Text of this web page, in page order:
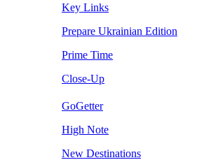
Key Links
Prepare Ukrainian Edition
Prime Time
Close-Up
GoGetter
High Note
New Destinations